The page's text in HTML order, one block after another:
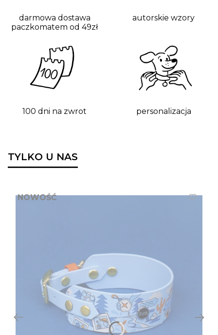
darmowa dostawa
paczkomatem od 49zł
autorskie wzory
100 dni na zwrot personalizacja
TYLKO U NAS
NOWOŚĆ